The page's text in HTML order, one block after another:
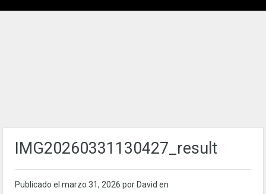
IMG20260331130427_result
Publicado el marzo 31, 2026 por David en